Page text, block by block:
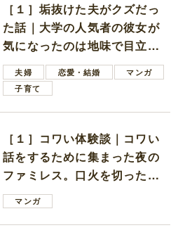
［１］垢抜けた夫がクズだっ
た話｜大学の人気者の彼女が
気になったのは地味で目立た
ない男子学生
夫婦 恋愛・結婚
マンガ
子育て
［１］コワい体験談｜コワい
話をするために集まった夜の
ファミレス。口火を切ったの
は電車好きの男の子ママ
マンガ